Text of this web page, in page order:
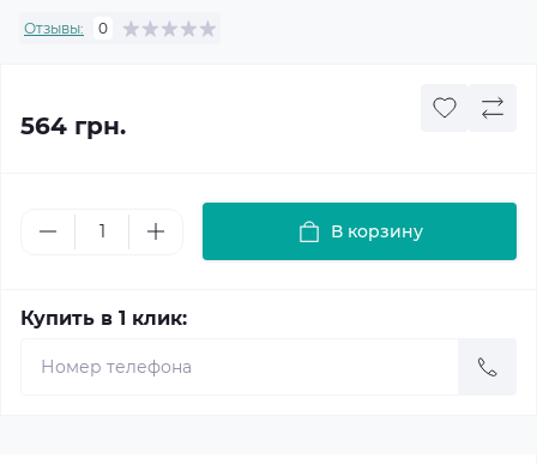
Отзывы: 0
564 грн.
В корзину
Купить в 1 клик: